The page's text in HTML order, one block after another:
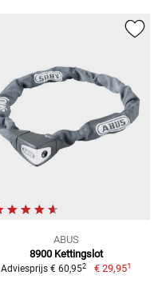
ABUS
8900 Kettingslot
Adviesprijs € 60,952 € 29,951